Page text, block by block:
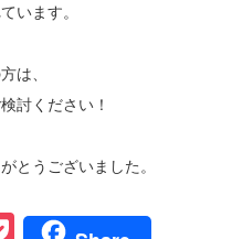
います。
は、
討ください！
とうございました。
Pocket